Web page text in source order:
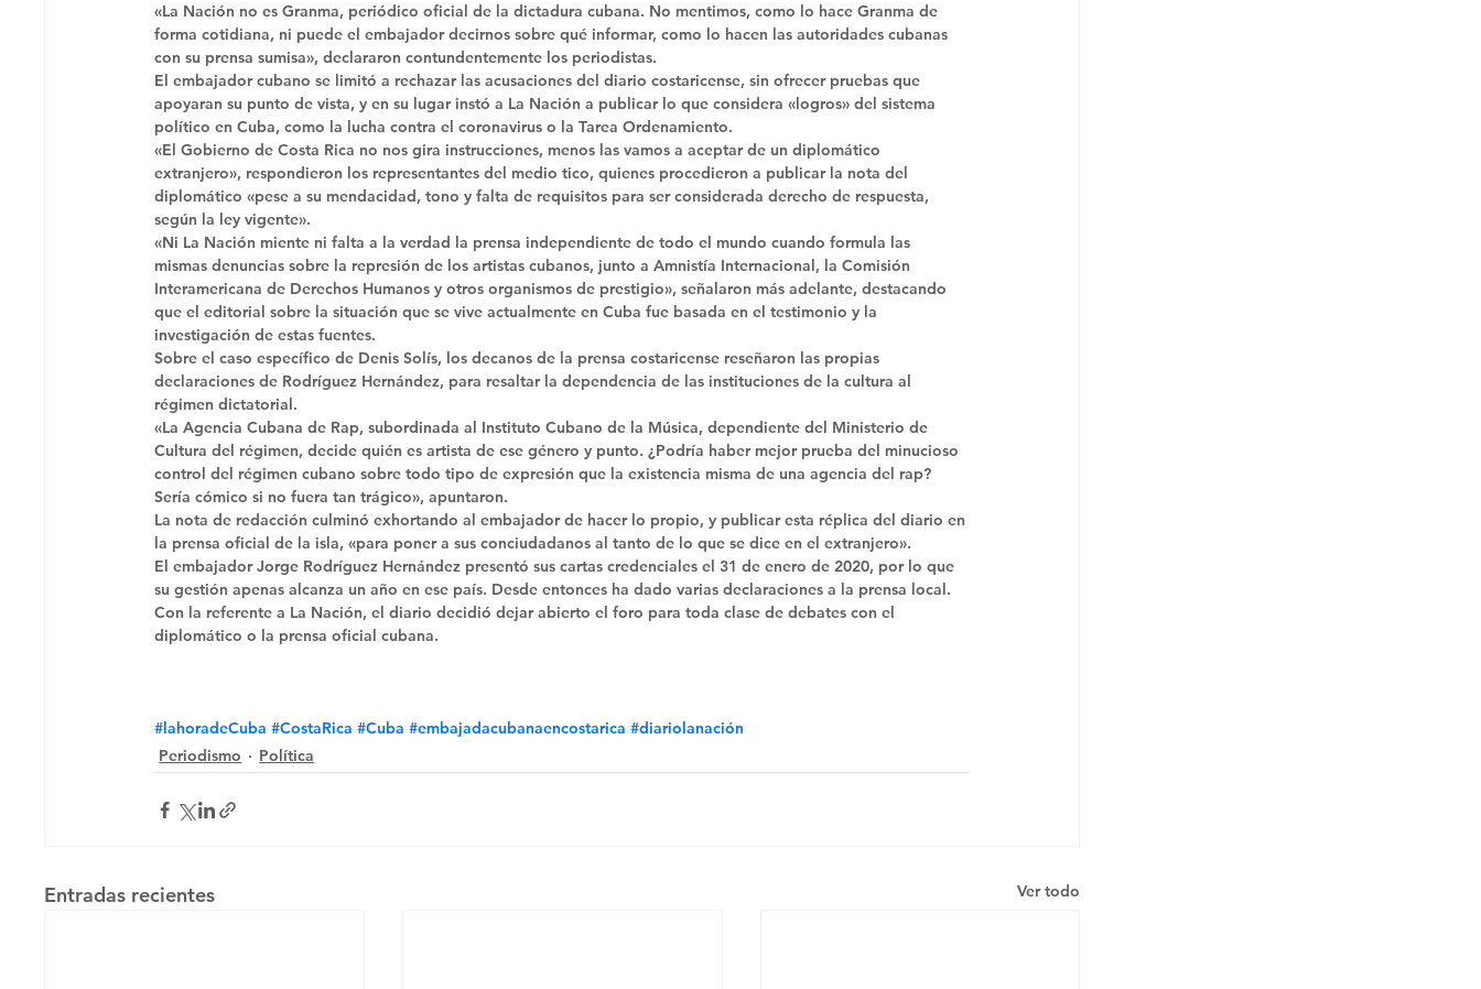
«La Nación no es Granma, periódico oficial de la dictadura cubana. No mentimos, como lo hace Granma de
forma cotidiana, ni puede el embajador decirnos sobre qué informar, como lo hacen las autoridades cubanas
con su prensa sumisa», declararon contundentemente los periodistas.
El embajador cubano se limitó a rechazar las acusaciones del diario costaricense, sin ofrecer pruebas que
apoyaran su punto de vista, y en su lugar instó a La Nación a publicar lo que considera «logros» del sistema
político en Cuba, como la lucha contra el coronavirus o la Tarea Ordenamiento.
«El Gobierno de Costa Rica no nos gira instrucciones, menos las vamos a aceptar de un diplomático
extranjero», respondieron los representantes del medio tico, quienes procedieron a publicar la nota del
diplomático «pese a su mendacidad, tono y falta de requisitos para ser considerada derecho de respuesta,
según la ley vigente».
«Ni La Nación miente ni falta a la verdad la prensa independiente de todo el mundo cuando formula las
mismas denuncias sobre la represión de los artistas cubanos, junto a Amnistía Internacional, la Comisión
Interamericana de Derechos Humanos y otros organismos de prestigio», señalaron más adelante, destacando
que el editorial sobre la situación que se vive actualmente en Cuba fue basada en el testimonio y la
investigación de estas fuentes.
Sobre el caso específico de Denis Solís, los decanos de la prensa costaricense reseñaron las propias
declaraciones de Rodríguez Hernández, para resaltar la dependencia de las instituciones de la cultura al
régimen dictatorial.
«La Agencia Cubana de Rap, subordinada al Instituto Cubano de la Música, dependiente del Ministerio de
Cultura del régimen, decide quién es artista de ese género y punto. ¿Podría haber mejor prueba del minucioso
control del régimen cubano sobre todo tipo de expresión que la existencia misma de una agencia del rap?
Sería cómico si no fuera tan trágico», apuntaron.
La nota de redacción culminó exhortando al embajador de hacer lo propio, y publicar esta réplica del diario en
la prensa oficial de la isla, «para poner a sus conciudadanos al tanto de lo que se dice en el extranjero».
El embajador Jorge Rodríguez Hernández presentó sus cartas credenciales el 31 de enero de 2020, por lo que
su gestión apenas alcanza un año en ese país. Desde entonces ha dado varias declaraciones a la prensa local.
Con la referente a La Nación, el diario decidió dejar abierto el foro para toda clase de debates con el
diplomático o la prensa oficial cubana.
#lahoradeCuba #CostaRica #Cuba #embajadacubanaencostarica #diariolanación
Periodismo
Política
Entradas recientes Ver todo